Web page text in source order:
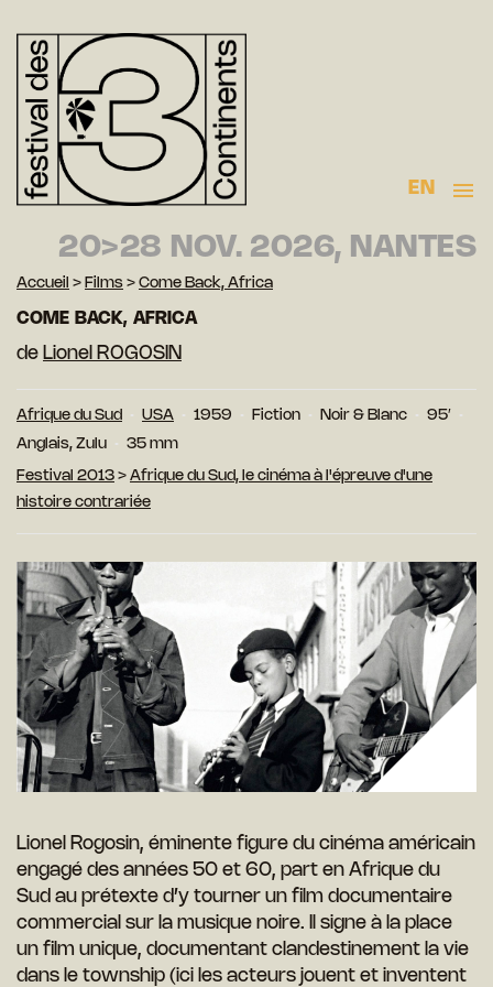
EN
20>28 NOV. 2026, NANTES
Accueil > Films > Come Back, Africa
COME BACK, AFRICA
de Lionel ROGOSIN
Afrique du Sud USA 1959 Fiction Noir & Blanc
95′
Anglais, Zulu
35 mm
Festival 2013 > Afrique du Sud, le cinéma à l'épreuve d'une
histoire contrariée
Lionel Rogosin, éminente figure du cinéma américain
engagé des années 50 et 60, part en Afrique du
Sud au prétexte d’y tourner un film documentaire
commercial sur la musique noire. Il signe à la place
un film unique, documentant clandestinement la vie
dans le township (ici les acteurs jouent et inventent